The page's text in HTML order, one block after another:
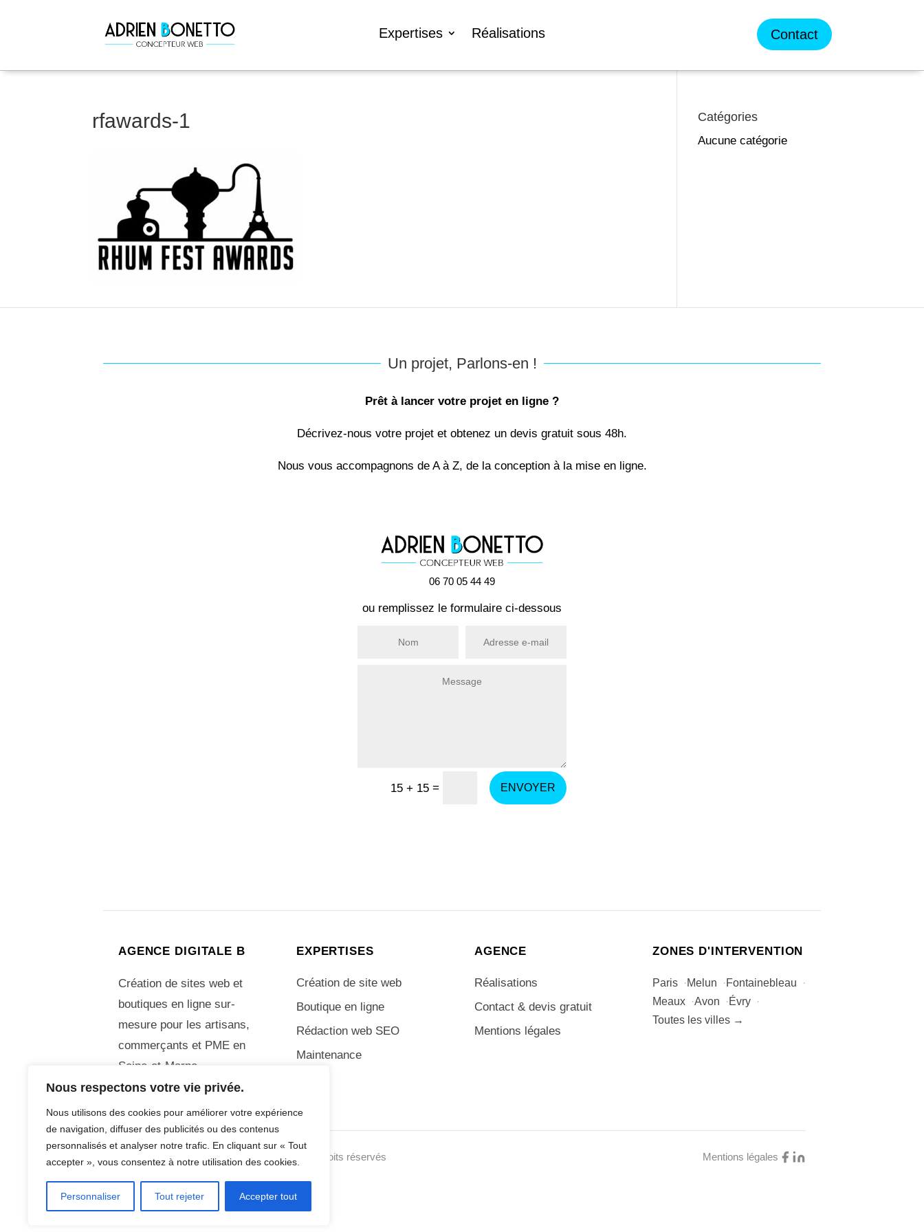
Nous respectons votre vie privée.
Nous utilisons des cookies pour améliorer votre expérience
de navigation, diffuser des publicités ou des contenus
personnalisés et analyser notre trafic. En cliquant sur « Tout
accepter », vous consentez à notre utilisation des cookies.
Personnaliser Tout rejeter Accepter tout
Expertises Réalisations Contact
rfawards-1
Catégories
Aucune catégorie
Un projet, Parlons-en !
Prêt à lancer votre projet en ligne ?
Décrivez-nous votre projet et obtenez un devis gratuit sous 48h.
Nous vous accompagnons de A à Z, de la conception à la mise en ligne.
06 70 05 44 49
ou remplissez le formulaire ci-dessous
15 + 15 = ENVOYER
AGENCE DIGITALE B
Création de sites web et
boutiques en ligne sur-
mesure pour les artisans,
commerçants et PME en
Seine-et-Marne.
06 70 05 44 49
EXPERTISES
Création de site web
Boutique en ligne
Rédaction web SEO
Maintenance
AGENCE
Réalisations
Contact & devis gratuit
Mentions légales
ZONES D'INTERVENTION
Paris Melun
Fontainebleau
Meaux
Avon
Évry
Toutes les villes →
© Adrien Bonetto – Agence Digitale B – Tous droits réservés Mentions légales